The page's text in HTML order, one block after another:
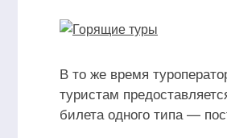
В то же время
туристам
билета одного типа —